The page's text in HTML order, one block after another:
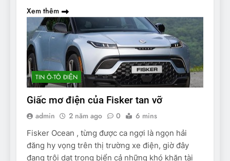
Xem thêm
TIN Ô-TÔ ĐIỆN
Giấc mơ điện của Fisker tan vỡ
admin 2 năm ago 0 6 mins
Fisker Ocean , từng được ca ngợi là ngọn hải
đăng hy vọng trên thị trường xe điện, giờ đây
đang trôi dạt trong biển cả những khó khăn tài